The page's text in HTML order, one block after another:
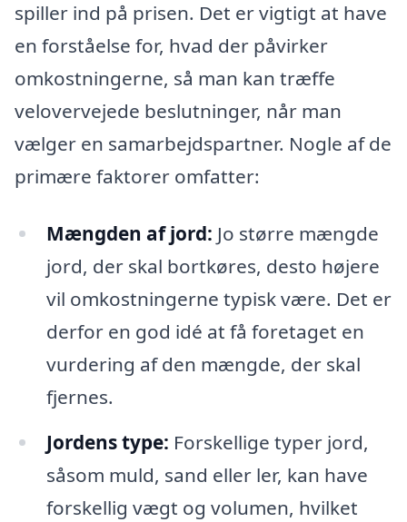
spiller ind på prisen. Det er vigtigt at have
en forståelse for, hvad der påvirker
omkostningerne, så man kan træffe
velovervejede beslutninger, når man
vælger en samarbejdspartner. Nogle af de
primære faktorer omfatter:
Mængden af jord: Jo større mængde
jord, der skal bortkøres, desto højere
vil omkostningerne typisk være. Det er
derfor en god idé at få foretaget en
vurdering af den mængde, der skal
fjernes.
Jordens type: Forskellige typer jord,
såsom muld, sand eller ler, kan have
forskellig vægt og volumen, hvilket